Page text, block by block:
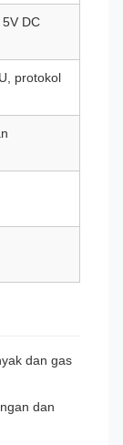
DC
protokol
dan gas
dan